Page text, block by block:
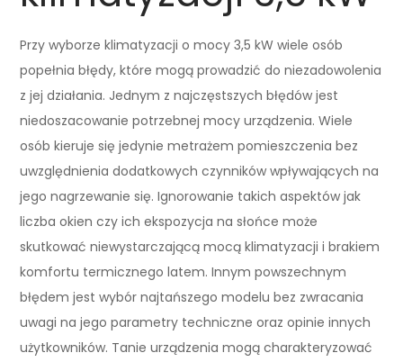
Przy wyborze klimatyzacji o mocy 3,5 kW wiele osób
popełnia błędy, które mogą prowadzić do niezadowolenia
z jej działania. Jednym z najczęstszych błędów jest
niedoszacowanie potrzebnej mocy urządzenia. Wiele
osób kieruje się jedynie metrażem pomieszczenia bez
uwzględnienia dodatkowych czynników wpływających na
jego nagrzewanie się. Ignorowanie takich aspektów jak
liczba okien czy ich ekspozycja na słońce może
skutkować niewystarczającą mocą klimatyzacji i brakiem
komfortu termicznego latem. Innym powszechnym
błędem jest wybór najtańszego modelu bez zwracania
uwagi na jego parametry techniczne oraz opinie innych
użytkowników. Tanie urządzenia mogą charakteryzować